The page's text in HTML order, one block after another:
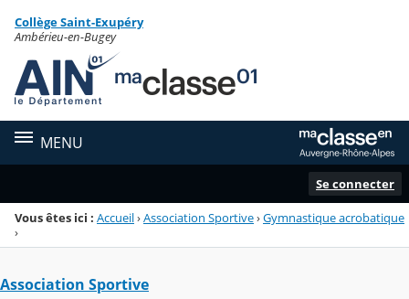
Menu de la rubrique
Contenu
Collège Saint-Exupéry
Ambérieu-en-Bugey
MENU
Se connecter
Vous êtes ici : Accueil›Association Sportive›Gymnastique acrobatique
›
Association Sportive